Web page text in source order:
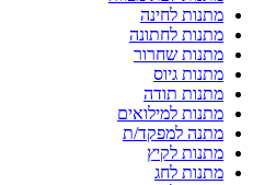
מתנות לחינה
מתנות לחתונה
מתנות שחרור
מתנות גיוס
מתנות תודה
מתנות למילואים
מתנה למפקד/ת
מתנות לקיץ
מתנות לחג